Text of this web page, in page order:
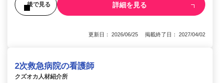
後で見る 詳細を見る
更新日： 2026/06/25 掲載終了日： 2027/04/02
2次救急病院の看護師
クズオカ人材紹介所